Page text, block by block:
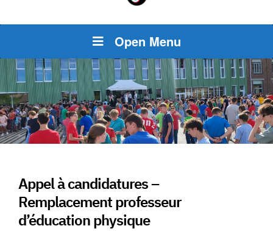
Open Menu
Appel à candidatures –
Remplacement professeur
d’éducation physique